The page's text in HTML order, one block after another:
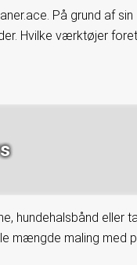
På grund af
Hvilke værktøjer
hundehalsbånd
mængde maling